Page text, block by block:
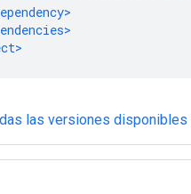
las versiones